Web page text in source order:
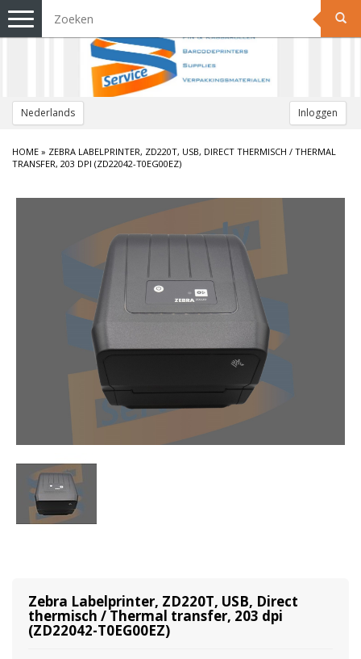
Nederlands Inloggen
Toggle
navigation
HOME » ZEBRA LABELPRINTER, ZD220T, USB, DIRECT THERMISCH / THERMAL
TRANSFER, 203 DPI (ZD22042-T0EG00EZ)
Zebra Labelprinter, ZD220T, USB, Direct
thermisch / Thermal transfer, 203 dpi
(ZD22042-T0EG00EZ)